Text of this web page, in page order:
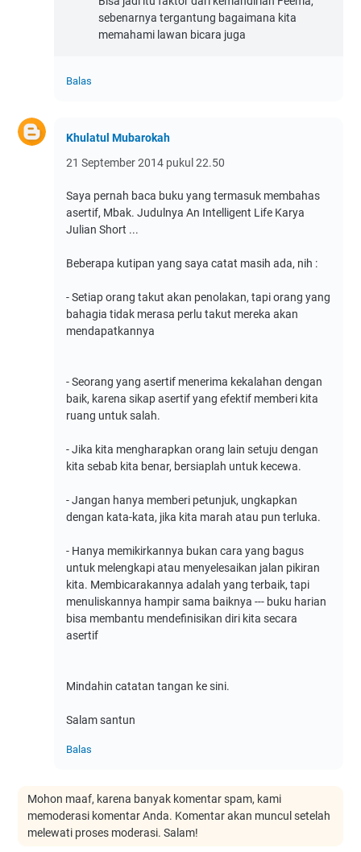
sebenarnya tergantung bagaimana kita
memahami lawan bicara juga
Balas
Khulatul Mubarokah
21 September 2014 pukul 22.50
Saya pernah baca buku yang termasuk membahas
asertif, Mbak. Judulnya An Intelligent Life Karya
Julian Short ...
Beberapa kutipan yang saya catat masih ada, nih :
- Setiap orang takut akan penolakan, tapi orang yang
bahagia tidak merasa perlu takut mereka akan
mendapatkannya
- Seorang yang asertif menerima kekalahan dengan
baik, karena sikap asertif yang efektif memberi kita
ruang untuk salah.
- Jika kita mengharapkan orang lain setuju dengan
kita sebab kita benar, bersiaplah untuk kecewa.
- Jangan hanya memberi petunjuk, ungkapkan
dengan kata-kata, jika kita marah atau pun terluka.
- Hanya memikirkannya bukan cara yang bagus
untuk melengkapi atau menyelesaikan jalan pikiran
kita. Membicarakannya adalah yang terbaik, tapi
menuliskannya hampir sama baiknya --- buku harian
bisa membantu mendefinisikan diri kita secara
asertif
Mindahin catatan tangan ke sini.
Salam santun
Balas
Mohon maaf, karena banyak komentar spam, kami
memoderasi komentar Anda. Komentar akan muncul setelah
melewati proses moderasi. Salam!